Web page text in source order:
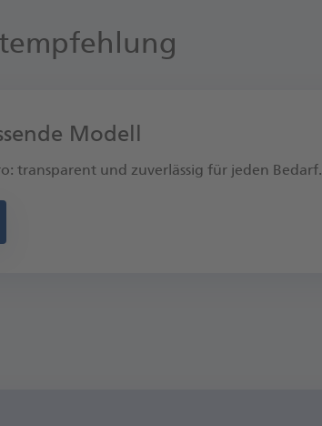
Modell
transparent und zuverlässig für jeden Bedarf.